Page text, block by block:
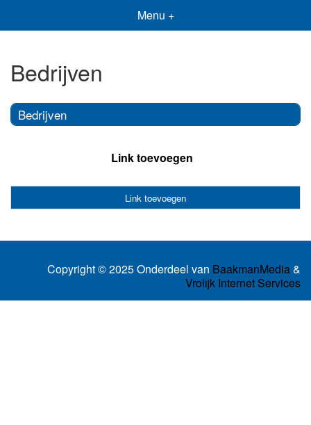
Menu +
Bedrijven
Bedrijven
Link toevoegen
Link toevoegen
Copyright © 2025 Onderdeel van BaakmanMedia&
Vrolijk Internet Services